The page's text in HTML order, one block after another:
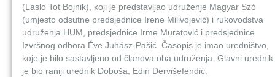
(Laslo Tot Bojnik), koji je predstavljao udruženje Magyar Szó
(umjesto odsutne predsjednice Irene Milivojević) i rukovodstva
udruženja HUM, predsjednice Irme Muratović i predsjednice
Izvršnog odbora Éve Juhász-Pašić. Časopis je imao uredništvo,
koje je bilo sastavljeno od članova oba udruženja. Glavni urednik
je bio raniji urednik Doboša, Edin Dervišefendić.